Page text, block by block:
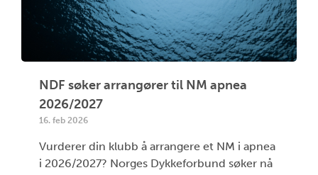
NDF søker arrangører til NM apnea
2026/2027
16. feb 2026
Vurderer din klubb å arrangere et NM i apnea
i 2026/2027? Norges Dykkeforbund søker nå